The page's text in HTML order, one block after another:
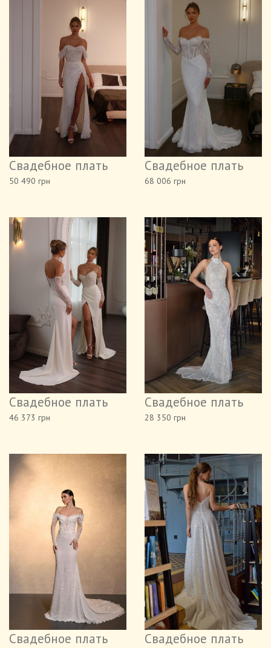
Свадебное плать
50 490 грн
Свадебное плать
68 006 грн
Свадебное плать
46 373 грн
Свадебное плать
28 350 грн
Свадебное плать Свадебное плать